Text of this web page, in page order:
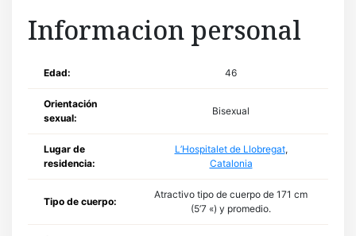
Informacion personal
Edad: 46
Orientación
sexual:
Bisexual
Lugar de
residencia:
L’Hospitalet de Llobregat,
Catalonia
Tipo de cuerpo:
Atractivo tipo de cuerpo de 171 cm
(5’7 «) y promedio.